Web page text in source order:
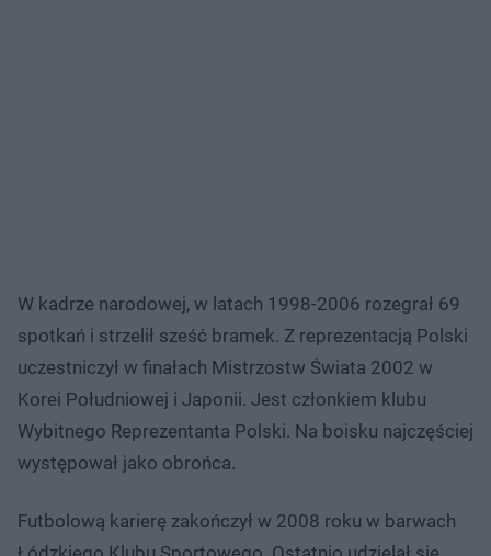
W kadrze narodowej, w latach 1998-2006 rozegrał 69
spotkań i strzelił sześć bramek. Z reprezentacją Polski
uczestniczył w finałach Mistrzostw Świata 2002 w
Korei Południowej i Japonii. Jest członkiem klubu
Wybitnego Reprezentanta Polski. Na boisku najczęściej
występował jako obrońca.
Futbolową karierę zakończył w 2008 roku w barwach